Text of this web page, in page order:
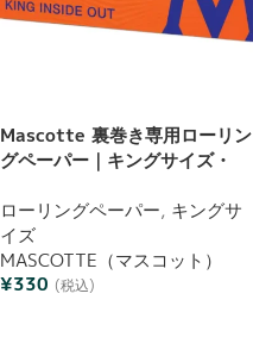
Mascotte 裏巻き専用ローリン
グペーパー｜キングサイズ・
ト・マグネット開閉式
ローリングペーパー, キングサ
イズ
MASCOTTE（マスコット）
¥330 (税込)